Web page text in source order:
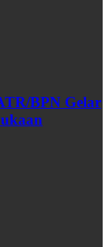
BPN Gelar